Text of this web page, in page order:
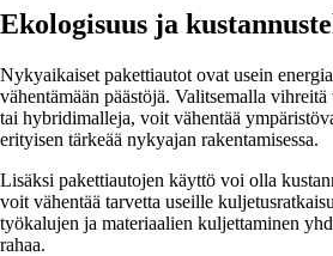
Ekologisuus ja
Nykyaikaiset pakettiautot ovat usein
vähentämään päästöjä. Valitsemalla
tai hybridimalleja, voit vähentää
erityisen tärkeää nykyajan rakentamisessa.
Lisäksi pakettiautojen käyttö voi olla
voit vähentää tarvetta useille
työkalujen ja materiaalien kuljettaminen
rahaa.